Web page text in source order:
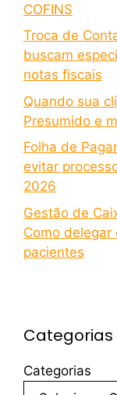
COFINS
Troca de
buscam
notas fiscais
Quando sua
Presumido e
Folha de
evitar
2026
Gestão de
Como delegar
pacientes
Categorias
Categorias